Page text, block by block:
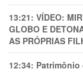
13:21: VÍDEO:
GLOBO E
AS PRÓPRIAS
12:34: Patrimônio